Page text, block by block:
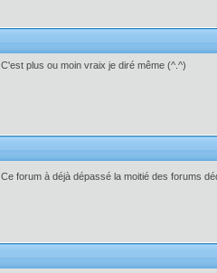
C'est plus ou moin vraix je diré même (^.^)
Ce forum à déjà dépassé la moitié des forums